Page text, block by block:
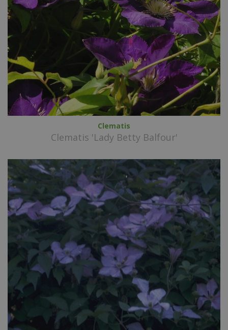
Clematis
Clematis 'Lady Betty Balfour'